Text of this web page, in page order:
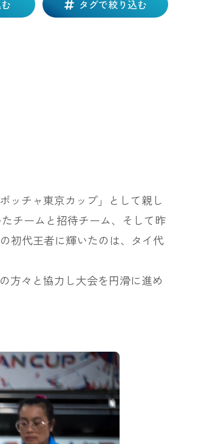
タグで絞り込む
ッチャ東京カップ」として親し
チームと招待チーム、そして昨
初代王者に輝いたのは、タイ代
方々と協力し大会を円滑に進め